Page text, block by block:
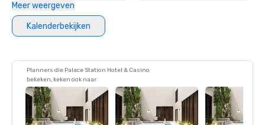
Meer weergeven
Kalenderbekijken
Planners die Palace Station Hotel & Casino
bekeken, keken ook naar